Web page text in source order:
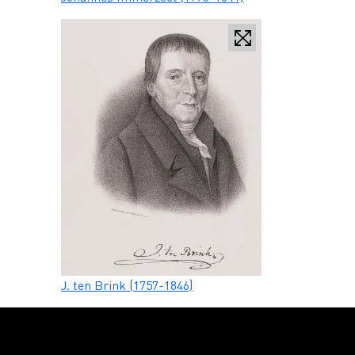
Caption
J. ten Brink (1757-1846)